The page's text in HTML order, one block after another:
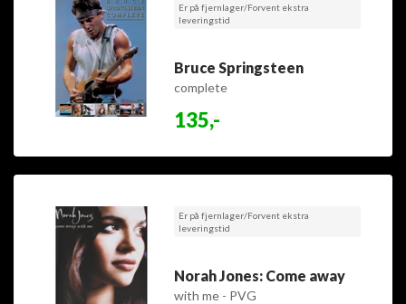
Er på fjernlager/Forvent ekstra
leveringstid
Bruce Springsteen
complete
135,-
Er på fjernlager/Forvent ekstra
leveringstid
Norah Jones: Come away
with me - PVG